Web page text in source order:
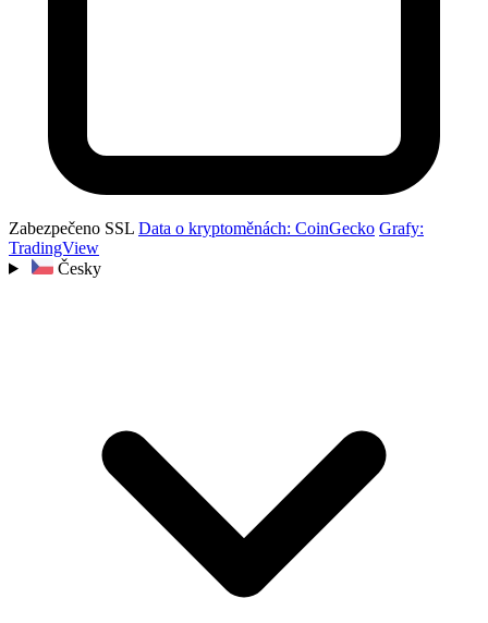
Zabezpečeno SSL Data o kryptoměnách: CoinGecko Grafy:
TradingView
Česky